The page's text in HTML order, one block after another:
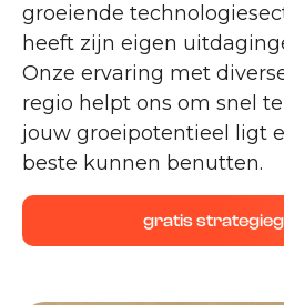
groeiende
heeft zijn eigen
Onze ervaring met
regio helpt ons om snel
jouw groeipotentieel ligt
beste kunnen benutten.
gratis